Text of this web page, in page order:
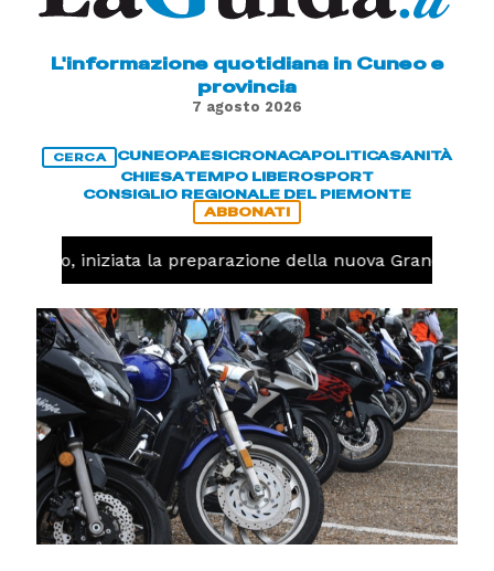
L'informazione quotidiana in Cuneo e
provincia
7 agosto 2026
CERCA CUNEOPAESICRONACAPOLITICASANITÀ
CHIESATEMPO LIBEROSPORT
CONSIGLIO REGIONALE DEL PIEMONTE
ABBONATI
iniziata la preparazione della nuova Granda Volley